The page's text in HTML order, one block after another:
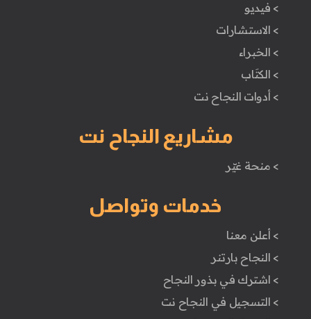
> فيديو
> الاستشارات
> الخبراء
> الكتَاب
> أدوات النجاح نت
مشاريع النجاح نت
> منحة غيّر
خدمات وتواصل
> أعلن معنا
> النجاح بارتنر
> اشترك في بذور النجاح
> التسجيل في النجاح نت